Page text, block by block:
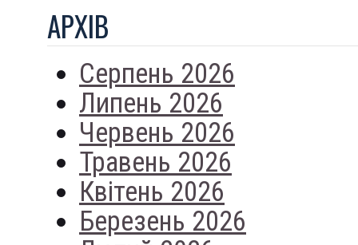
АРХIВ
Серпень 2026
Липень 2026
Червень 2026
Травень 2026
Квітень 2026
Березень 2026